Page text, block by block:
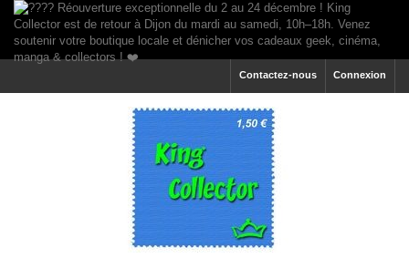
Connexion
Contactez-nous